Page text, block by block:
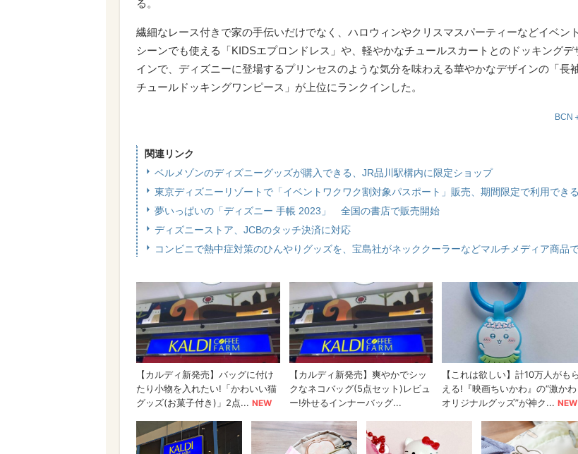
る。
繊細なレース付きで家の手伝いだけでなく、ハロウィンやクリスマスパーティーなどイベント
シーンでも使える「KIDSエプロンドレス」や、軽やかなチュールスカートとのドッキングデ
インで、ディズニーに登場するプリンセスのような気分を味わえる華やかなデザインの「長
チュールドッキングワンピース」が上位にランクインした。
BCN
関連リンク
ベルメゾンのディズニーグッズが購入できる、JR品川駅構内に限定ショップ
東京ディズニーリゾートで「イベントワクワク割対象パスポート」販売、期間限定で利用できる
夢いっぱいの「ディズニー 手帳 2023」 全国の書店で販売開始
ディズニーストア、JCBのタッチ決済に対応
コンビニで熱中症対策のひんやりグッズを、宝島社がネッククーラーなどマルチメディア商品